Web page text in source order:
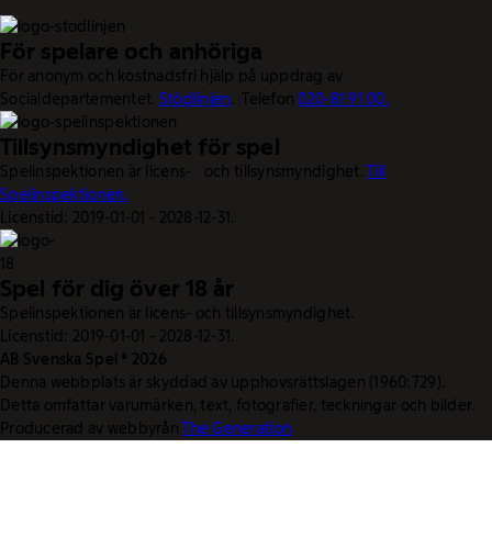
För spelare och anhöriga
För anonym och kostnadsfri hjälp på uppdrag av
Socialdepartementet. Stödlinjen. Telefon020-81 91 00.
Tillsynsmyndighet för spel
Spelinspektionen är licens- och tillsynsmyndighet.Till
Spelinspektionen.
Licenstid: 2019-01-01 - 2028-12-31.
Spel för dig över 18 år
Spelinspektionen är licens- och tillsynsmyndighet.
Licenstid: 2019-01-01 - 2028-12-31.
AB Svenska Spel © 2026
Denna webbplats är skyddad av upphovsrättslagen (1960:729).
Detta omfattar varumärken, text, fotografier, teckningar och bilder.
Producerad av webbyrånThe Generation